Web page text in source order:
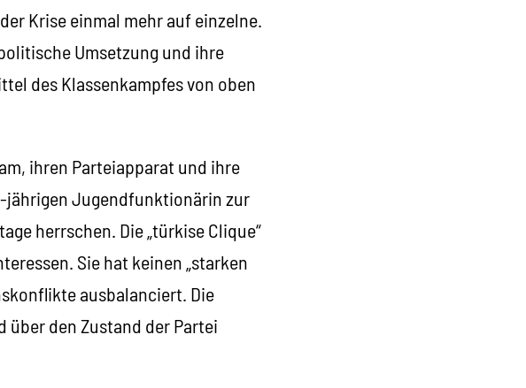
Krise einmal mehr auf einzelne.
Umsetzung und ihre
des Klassenkampfes von oben
ihren Parteiapparat und ihre
jährigen Jugendfunktionärin zur
herrschen. Die „türkise Clique“
Sie hat keinen „starken
ausbalanciert. Die
den Zustand der Partei